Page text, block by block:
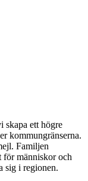
skapa ett högre
kommungränserna.
Familjen
för människor och
sig i regionen.